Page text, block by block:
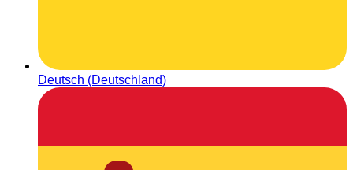
Deutsch (Deutschland)